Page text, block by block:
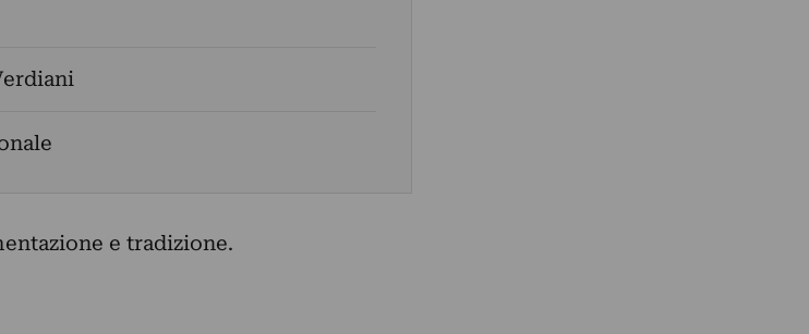
e tradizione.